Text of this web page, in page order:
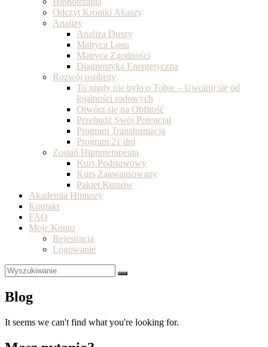
Odczyt Kroniki Akaszy
Analizy
Analiza Duszy
Matryca Losu
Matryca Zgodności
Diagnostyka Energetyczna
Rozwój osobisty
To nigdy nie było o Tobie – Uwolnij się od
lojalności rodowych
Otwórz się na Obfitość
Przebudź Swój Potencjał
Program Transformacja
Program 21 dni
Zostań Hipnoterapeutą
Kurs Podstawowy
Kurs Zaawansowany
Pakiet Kursów
Akademia Hipnozy
Kontakt
FAQ
Moje Konto
Rejestracja
Logowanie
Blog
It seems we can't find what you're looking for.